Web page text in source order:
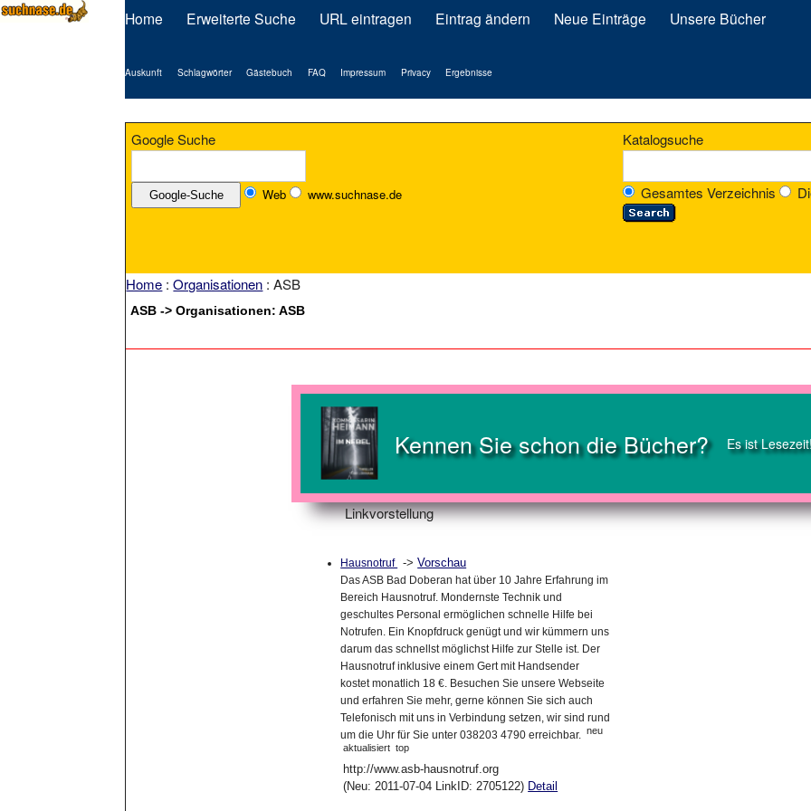
Home Erweiterte Suche URL eintragen Eintrag ändern Neue Einträge Unsere Bücher
Auskunft Schlagwörter Gästebuch FAQ Impressum Privacy Ergebnisse
Google Suche
Web www.suchnase.de
Katalogsuche
Gesamtes Verzeichnis
Home :Organisationen : ASB
ASB -> Organisationen: ASB
Kennen Sie schon die Bücher? Es ist
Linkvorstellung
Hausnotruf ->Vorschau
Das ASB Bad Doberan hat über 10 Jahre Erfahrung im
Bereich Hausnotruf. Mondernste Technik und
geschultes Personal ermöglichen schnelle Hilfe bei
Notrufen. Ein Knopfdruck genügt und wir kümmern uns
darum das schnellst möglichst Hilfe zur Stelle ist. Der
Hausnotruf inklusive einem Gert mit Handsender
kostet monatlich 18 €. Besuchen Sie unsere Webseite
und erfahren Sie mehr, gerne können Sie sich auch
Telefonisch mit uns in Verbindung setzen, wir sind rund
um die Uhr für Sie unter 038203 4790 erreichbar. neu
aktualisiert top
http://www.asb-hausnotruf.org
(Neu: 2011-07-04 LinkID: 2705122) Detail